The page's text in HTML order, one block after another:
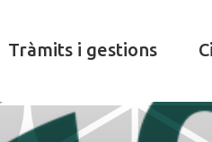
Tràmits i gestions